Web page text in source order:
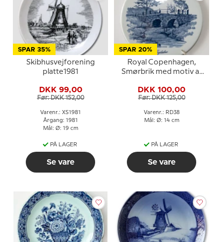
SPAR 35%
Skibhusvejforening
platte1981
DKK 99,00
Før: DKK 152,00
Varenr.: XS1981
Årgang: 1981
Mål: Ø: 19 cm
PÅ LAGER
Se vare
SPAR 20%
Royal Copenhagen,
Smørbrik med motiv af
Copenhagen
DKK 100,00
Før: DKK 125,00
Varenr.: RD38
Mål: Ø: 14 cm
PÅ LAGER
Se vare